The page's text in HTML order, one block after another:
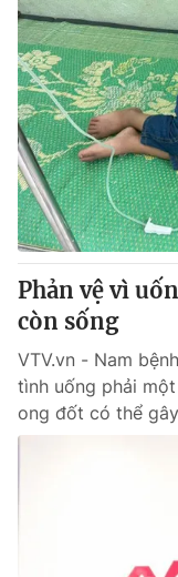
VTV Money
VTV Sức khoẻ
Thị trường 24h
VTV4
VTV9
Liên hệ tòa soạn
Phản vệ vì
còn sống
VTV.vn - Nam
tình uống phải
ong đốt có thể